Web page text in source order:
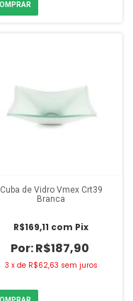
Cuba de Vidro Vmex Crt39
Branca
R$187,90
R$169,11 com Pix
3 x de R$62,63 sem juros